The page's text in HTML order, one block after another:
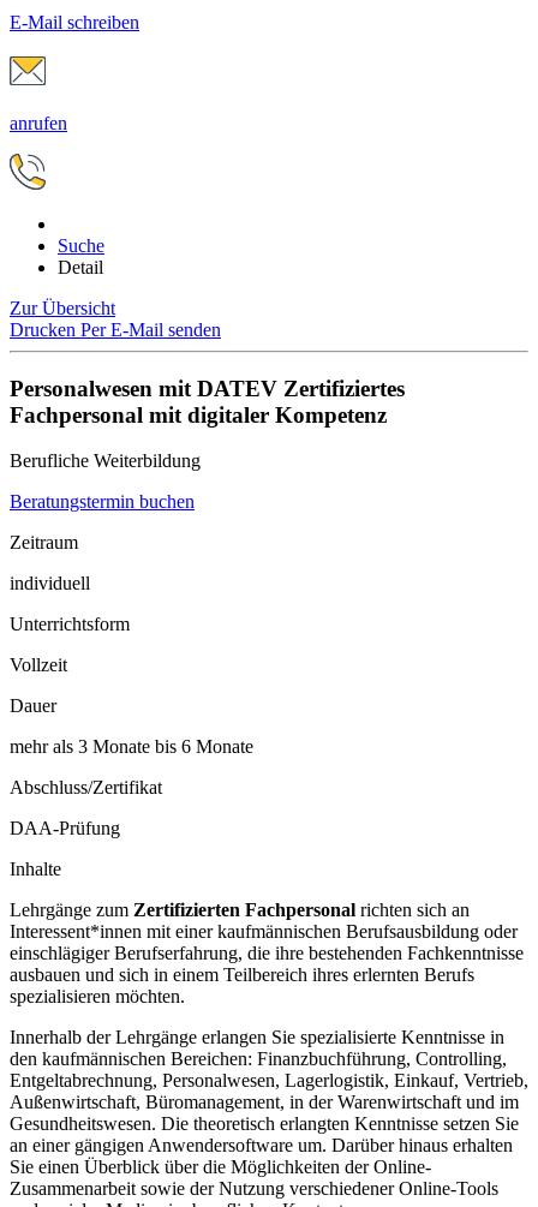
E-Mail schreiben
anrufen
Suche
Detail
Zur Übersicht
Drucken Per E-Mail senden
Personalwesen mit DATEV Zertifiziertes
Fachpersonal mit digitaler Kompetenz
Berufliche Weiterbildung
Beratungstermin buchen
Zeitraum
individuell
Unterrichtsform
Vollzeit
Dauer
mehr als 3 Monate bis 6 Monate
Abschluss/Zertifikat
DAA-Prüfung
Inhalte
Lehrgänge zum Zertifizierten Fachpersonal richten sich an
Interessent*innen mit einer kaufmännischen Berufsausbildung oder
einschlägiger Berufserfahrung, die ihre bestehenden Fachkenntnisse
ausbauen und sich in einem Teilbereich ihres erlernten Berufs
spezialisieren möchten.
Innerhalb der Lehrgänge erlangen Sie spezialisierte Kenntnisse in
den kaufmännischen Bereichen: Finanzbuchführung, Controlling,
Entgeltabrechnung, Personalwesen, Lagerlogistik, Einkauf, Vertrieb,
Außenwirtschaft, Büromanagement, in der Warenwirtschaft und im
Gesundheitswesen. Die theoretisch erlangten Kenntnisse setzen Sie
an einer gängigen Anwendersoftware um. Darüber hinaus erhalten
Sie einen Überblick über die Möglichkeiten der Online-
Zusammenarbeit sowie der Nutzung verschiedener Online-Tools